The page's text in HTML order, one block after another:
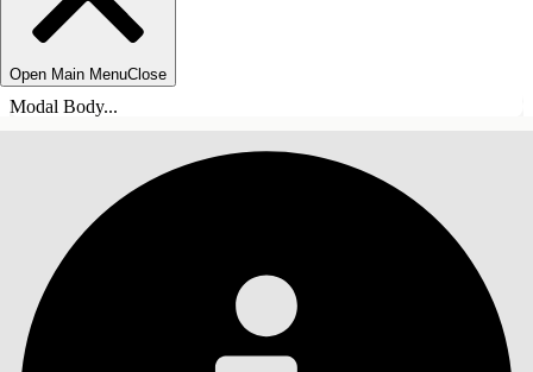
Open Main MenuClose
Modal Body...
СОДЕРЖАНИЕ